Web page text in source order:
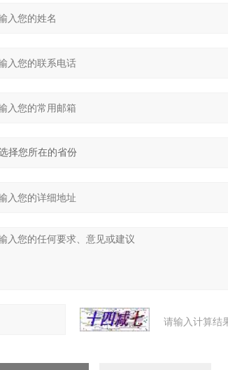
请输入计算结